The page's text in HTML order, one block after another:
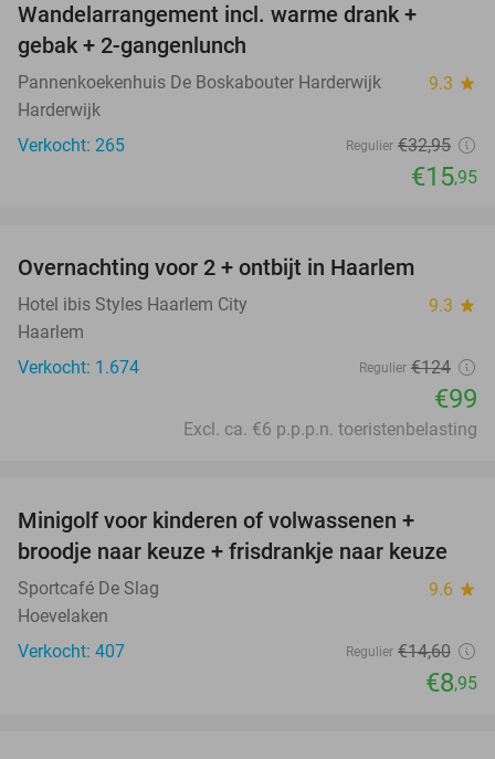
Wandelarrangement incl. warme drank +
gebak + 2-gangenlunch
Pannenkoekenhuis De Boskabouter Harderwijk 9.3 star
Harderwijk
Verkocht: 265
Regulier €32,95
€15,95
Overnachting voor 2 + ontbijt in Haarlem
Hotel ibis Styles Haarlem City 9.3 star
Haarlem
Verkocht: 1.674
Regulier €124
€99
Excl. ca. €6 p.p.p.n. toeristenbelasting
Minigolf voor kinderen of volwassenen +
broodje naar keuze + frisdrankje naar keuze
Sportcafé De Slag 9.6 star
Hoevelaken
Verkocht: 407
Regulier €14,60
€8,95